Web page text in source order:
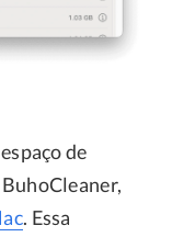
de
. Essa